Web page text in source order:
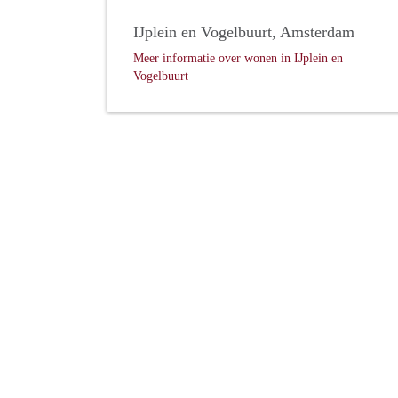
IJplein en Vogelbuurt, Amsterdam
Meer informatie over wonen in IJplein en
Vogelbuurt